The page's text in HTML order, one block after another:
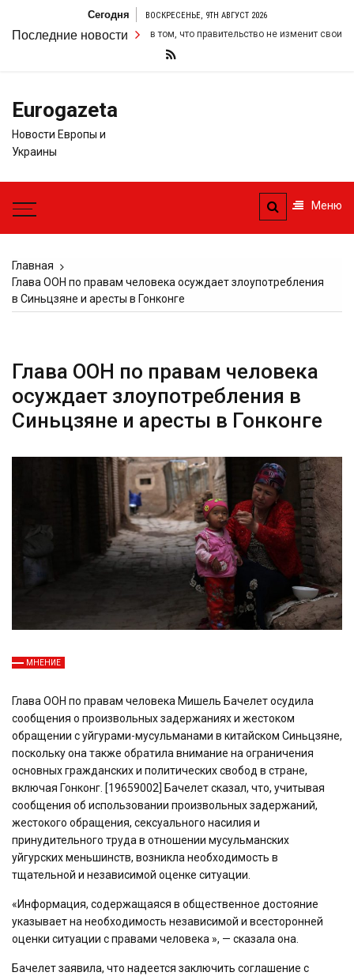
содержимому
Сегодня ВОСКРЕСЕНЬЕ, 9TH АВГУСТ 2026
Последние новости
свою настойчивость в том, что правительство не изменит свои
Eurogazeta
Новости Европы и
Украины
Меню
Главная
Глава ООН по правам человека осуждает злоупотребления
в Синьцзяне и аресты в Гонконге
Глава ООН по правам человека
осуждает злоупотребления в
Синьцзяне и аресты в Гонконге
МНЕНИЕ
Глава ООН по правам человека Мишель Бачелет осудила
сообщения о произвольных задержаниях и жестоком
обращении с уйгурами-мусульманами в китайском Синьцзяне,
поскольку она также обратила внимание на ограничения
основных гражданских и политических свобод в стране,
включая Гонконг. [19659002] Бачелет сказал, что, учитывая
сообщения об использовании произвольных задержаний,
жестокого обращения, сексуального насилия и
принудительного труда в отношении мусульманских
уйгурских меньшинств, возникла необходимость в
тщательной и независимой оценке ситуации.
«Информация, содержащаяся в общественное достояние
указывает на необходимость независимой и всесторонней
оценки ситуации с правами человека », — сказала она.
Бачелет заявила, что надеется заключить соглашение с